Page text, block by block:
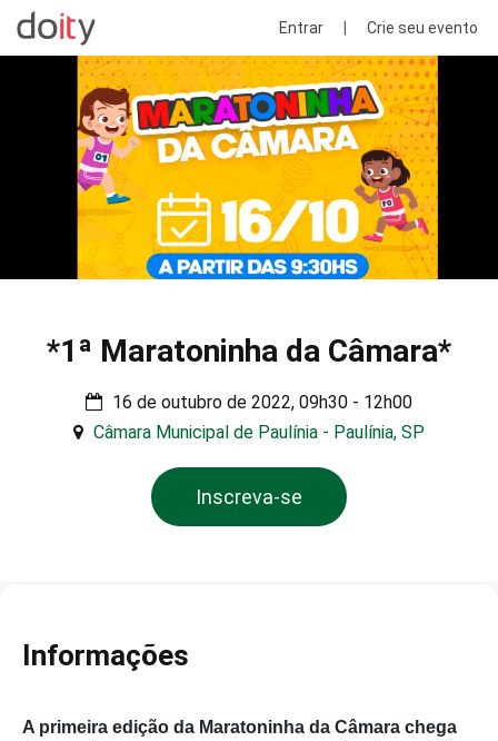
Entrar Crie seu evento
*1ª Maratoninha da Câmara*
16 de outubro de 2022, 09h30 - 12h00
Câmara Municipal de Paulínia - Paulínia, SP
Inscreva-se
Informações
A primeira edição da Maratoninha da Câmara chega